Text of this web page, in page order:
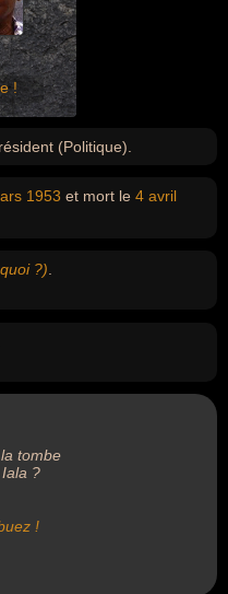
!
(Politique).
1953 et mort le 4 avril
?)
tombe
?
!